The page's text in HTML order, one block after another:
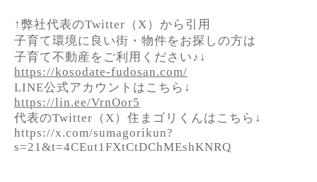
↑弊社代表のTwitter（X）から引用
子育て環境に良い街・物件をお探しの方は
子育て不動産をご利用ください♪↓
https://kosodate-fudosan.com/
LINE公式アカウントはこちら↓
https://lin.ee/VrnOor5
代表のTwitter（X）住まゴリくんはこちら↓
https://x.com/sumagorikun?
s=21&t=4CEut1FXtCtDChMEshKNRQ